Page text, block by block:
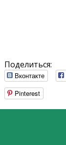
Поделиться:
Вконтакте
Pinterest